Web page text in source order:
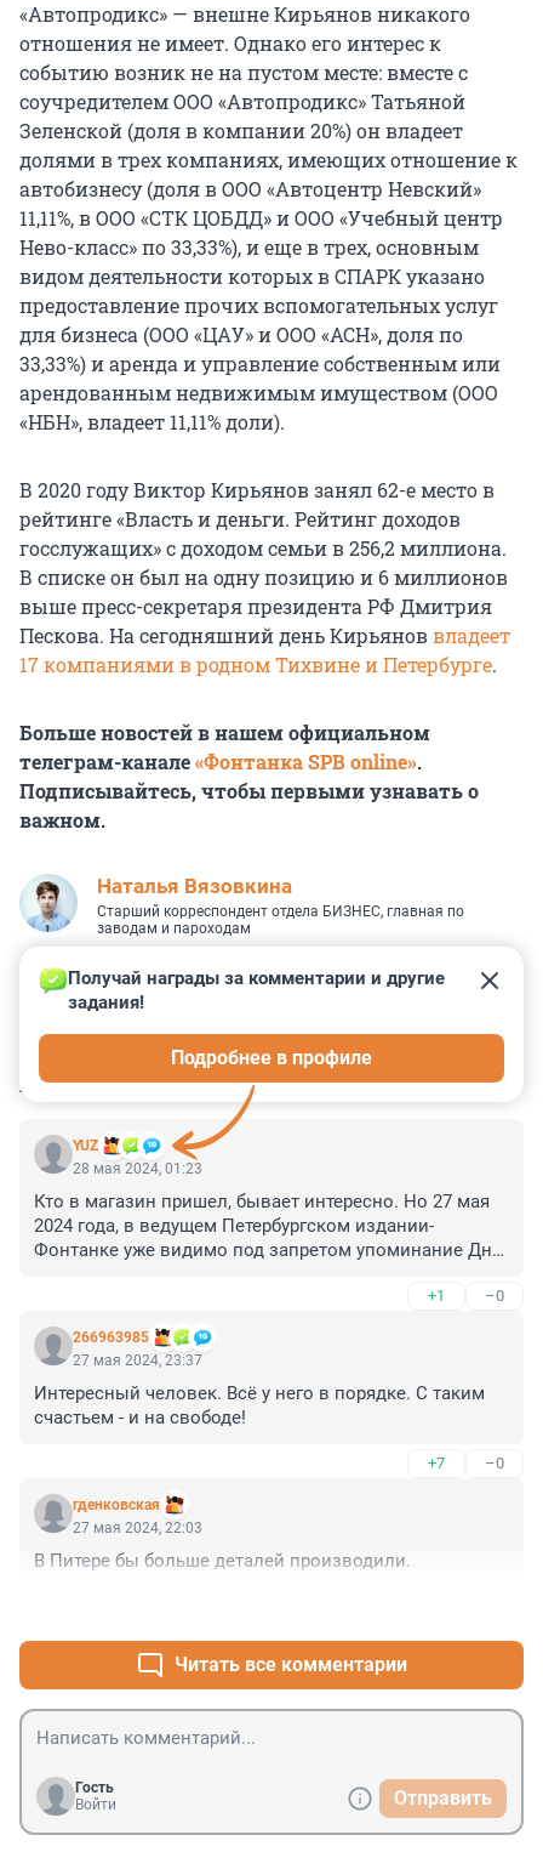
«Автопродикс» — внешне Кирьянов никакого
отношения не имеет. Однако его интерес к
событию возник не на пустом месте: вместе с
соучредителем ООО «Автопродикс» Татьяной
Зеленской (доля в компании 20%) он владеет
долями в трех компаниях, имеющих отношение к
автобизнесу (доля в ООО «Автоцентр Невский»
11,11%, в ООО «СТК ЦОБДД» и ООО «Учебный центр
Нево-класс» по 33,33%), и еще в трех, основным
видом деятельности которых в СПАРК указано
предоставление прочих вспомогательных услуг
для бизнеса (ООО «ЦАУ» и ООО «АСН», доля по
33,33%) и аренда и управление собственным или
арендованным недвижимым имуществом (ООО
«НБН», владеет 11,11% доли).
В 2020 году Виктор Кирьянов занял 62-е место в
рейтинге «Власть и деньги. Рейтинг доходов
госслужащих» с доходом семьи в 256,2 миллиона.
В списке он был на одну позицию и 6 миллионов
выше пресс-секретаря президента РФ Дмитрия
Пескова. На сегодняшний день Кирьяноввладеет
17 компаниями в родном Тихвине и Петербурге.
Больше новостей в нашем официальном
телеграм-канале«Фонтанка SPB online».
Подписывайтесь, чтобы первыми узнавать о
важном.
Наталья Вязовкина
Старший корреспондент отдела БИЗНЕС, главная по
заводам и пароходам
КОММЕНТАРИИ 11
YUZ
Получай награды за комментарии и другие
задания!
Подробнее в профиле
28 мая 2024, 01:23
Кто в магазин пришел, бывает интересно. Но 27 мая
2024 года, в ведущем Петербургском издании-
Фонтанке уже видимо под запретом упоминание Дня
Солнечный день рождения, свободный 2003 год
https://www.fontanka.ru/2003/05/27/59891/
https://www.fontanka.ru/2003/05/26/62323/
+1 –0
266963985
27 мая 2024, 23:37
Интересный человек. Всё у него в порядке. С таким
счастьем - и на свободе!
+7 –0
гденковская
27 мая 2024, 22:03
В Питере бы больше деталей производили.
Читать все комментарии
Гость
Войти
Отправить